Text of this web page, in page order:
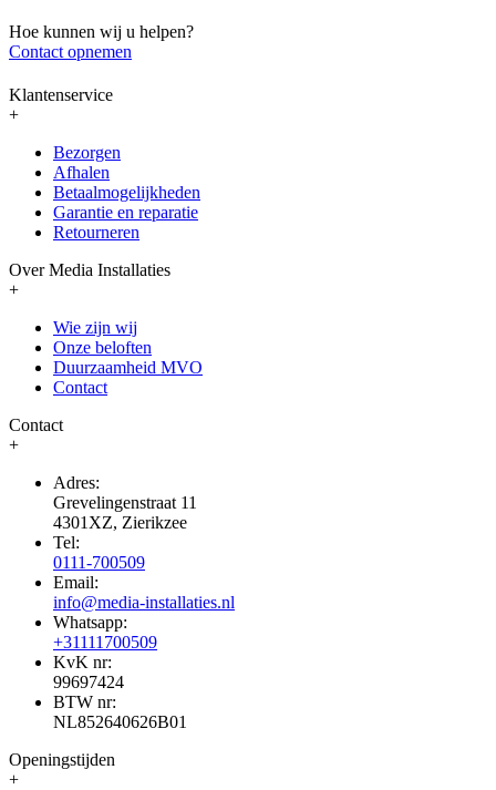
Hoe kunnen wij u helpen?
Contact opnemen
Klantenservice
+
Bezorgen
Afhalen
Betaalmogelijkheden
Garantie en reparatie
Retourneren
Over Media Installaties
+
Wie zijn wij
Onze beloften
Duurzaamheid MVO
Contact
Contact
+
Adres:
Grevelingenstraat 11
4301XZ, Zierikzee
Tel:
0111-700509
Email:
info@media-installaties.nl
Whatsapp:
+31111700509
KvK nr:
99697424
BTW nr:
NL852640626B01
Openingstijden
+